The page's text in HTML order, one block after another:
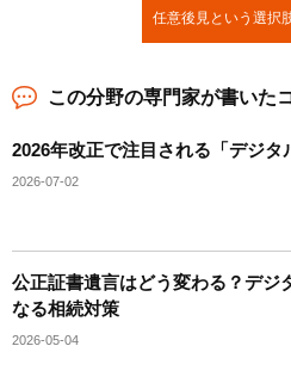
任意後見という選択
この分野の専門家が書いた
2026年改正で注目される「デジタ
2026-07-02
公正証書遺言はどう変わる？デジ
なる相続対策
2026-05-04